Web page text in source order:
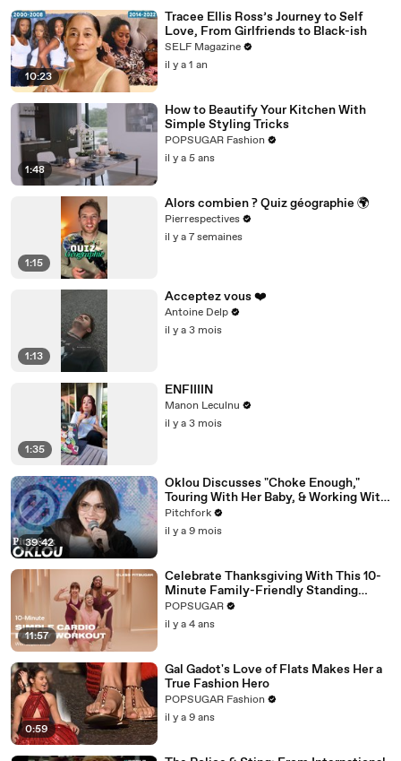
10:23
Tracee Ellis Ross’s Journey to Self
Love, From Girlfriends to Black-ish
SELF Magazine
il y a 1 an
1:48
How to Beautify Your Kitchen With
Simple Styling Tricks
POPSUGAR Fashion
il y a 5 ans
1:15
Alors combien ? Quiz géographie 🌍
Pierrespectives
il y a 7 semaines
1:13
Acceptez vous ❤️
Antoine Delp
il y a 3 mois
1:35
ENFIIIIN
Manon Leculnu
il y a 3 mois
39:42
Oklou Discusses "Choke Enough,"
Touring With Her Baby, & Working With
FKA twigs
Pitchfork
il y a 9 mois
11:57
Celebrate Thanksgiving With This 10-
Minute Family-Friendly Standing
Cardio Workout
POPSUGAR
il y a 4 ans
0:59
Gal Gadot's Love of Flats Makes Her a
True Fashion Hero
POPSUGAR Fashion
il y a 9 ans